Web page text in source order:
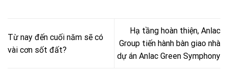
Từ nay đến cuối năm sẽ có
vài cơn sốt đất?
Hạ tầng hoàn thiện, Anlac
Group tiến hành bàn giao nhà
dự án Anlac Green Symphony